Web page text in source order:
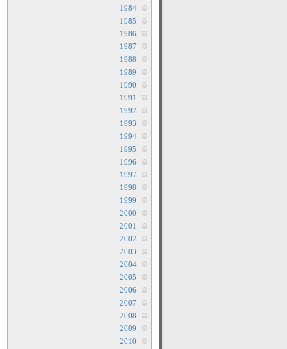
1984
1985
1986
1987
1988
1989
1990
1991
1992
1993
1994
1995
1996
1997
1998
1999
2000
2001
2002
2003
2004
2005
2006
2007
2008
2009
2010